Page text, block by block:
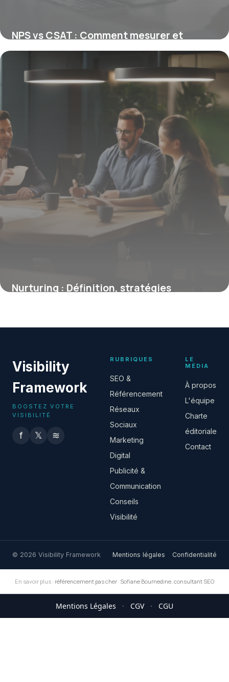
NPS vs CSAT : Comment mesurer et
améliorer la satisfaction client
efficacement
23 février 2026
Nurturing : Définition, stratégies
Visibility
Framework
BOOSTEZ VOTRE
VISIBILITÉ
f 𝕏 ≋
RUBRIQUES
SEO &
Référencement
Réseaux
Sociaux
Marketing
Digital
Publicité &
Communication
Conseils
Visibilité
LE
MÉDIA
À propos
L'équipe
Charte
éditoriale
Contact
© 2026 Visibility Framework Mentions légales Confidentialité
En savoir plus : référencement pas cher · Sofiane Boumedine, consultant SEO
Mentions Légales · CGV · CGU